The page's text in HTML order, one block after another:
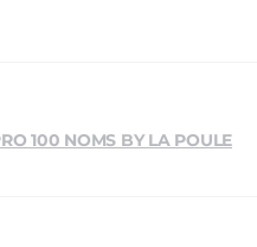
100 NOMS BY LA POULE